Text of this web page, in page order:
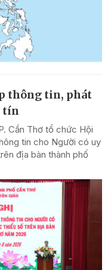
thông tin, phát
tín
Cần Thơ tổ chức Hội
tin cho Người có uy
địa bàn thành phố